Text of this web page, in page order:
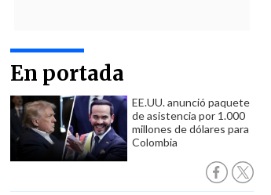
En portada
EE.UU. anunció paquete
de asistencia por 1.000
millones de dólares para
Colombia